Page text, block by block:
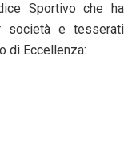
Sportivo che ha
società e tesserati
di Eccellenza: